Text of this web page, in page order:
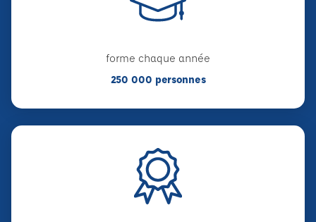
forme chaque année
250 000 personnes